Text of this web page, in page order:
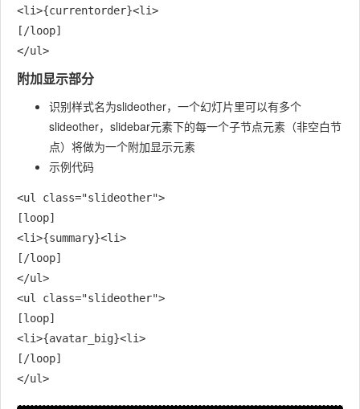
<li>{currentorder}<li>
[/loop]
附加显示部分
识别样式名为slideother，一个幻灯片里可以有多个
slideother，slidebar元素下的每一个子节点元素（非空白节
点）将做为一个附加显示元素
示例代码
<ul class="slideother">
[loop]
<li>{summary}<li>
[/loop]
</ul>
<ul class="slideother">
[loop]
<li>{avatar_big}<li>
[/loop]
</ul>